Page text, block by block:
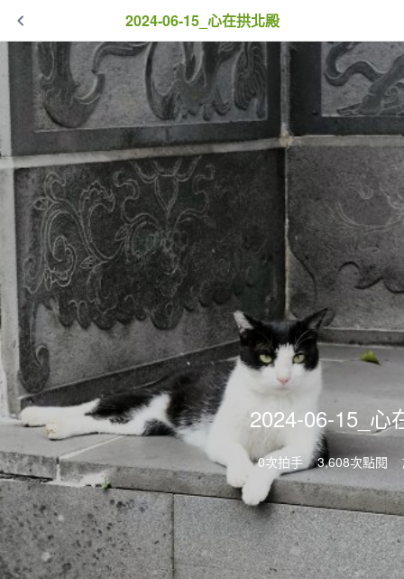
2024-06-15_心在拱北殿
2024-06-15_心
0次拍手 3,608次點閱